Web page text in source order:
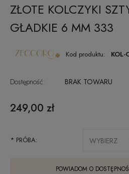
ZŁOTE KOLCZYKI
GŁADKIE 6 MM 333
Kod produktu:
Dostępność: BRAK TOWARU
249,00 zł
* PRÓBA:
POWIADOM O